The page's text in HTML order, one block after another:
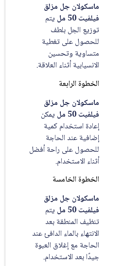
ماسكولان جل مزلق
يتم
توزيع الجل بلطف
للحصول على تغطية
متساوية وتحسين
الانسيابية أثناء العلاقة.
الخطوة الرابعة
ماسكولان جل مزلق
يمكن
إعادة استخدام كمية
إضافية عند الحاجة
للحصول على راحة أفضل
أثناء الاستخدام.
الخطوة الخامسة
ماسكولان جل مزلق
يتم
تنظيف المنطقة بعد
الانتهاء بالماء الدافئ عند
الحاجة مع إغلاق العبوة
جيدًا بعد الاستخدام.